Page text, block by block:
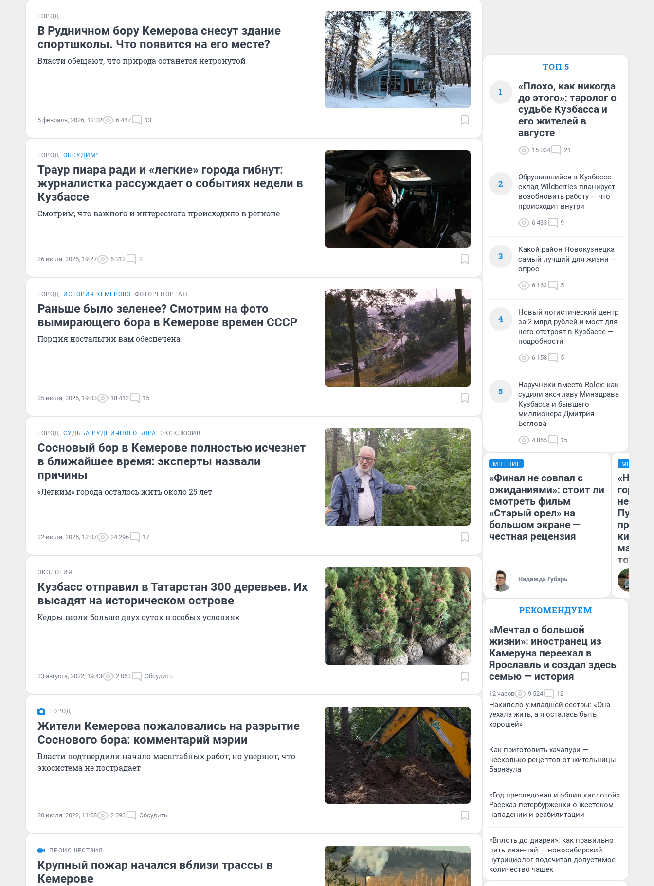
ГОРОД
В Рудничном бору Кемерова снесут здание
спортшколы. Что появится на его месте?
Власти обещают, что природа останется нетронутой
5 февраля, 2026, 12:32 6 447 13
ГОРОД ОБСУДИМ?
Траур пиара ради и «легкие» города гибнут:
журналистка рассуждает о событиях недели в
Кузбассе
Смотрим, что важного и интересного происходило в регионе
26 июля, 2025, 19:27 6 312 2
ГОРОД ИСТОРИЯ КЕМЕРОВО ФОТОРЕПОРТАЖ
Раньше было зеленее? Смотрим на фото
вымирающего бора в Кемерове времен СССР
Порция ностальгии вам обеспечена
25 июля, 2025, 19:03 18 412 15
ГОРОД СУДЬБА РУДНИЧНОГО БОРА ЭКСКЛЮЗИВ
Сосновый бор в Кемерове полностью исчезнет
в ближайшее время: эксперты назвали
причины
«Легким» города осталось жить около 25 лет
22 июля, 2025, 12:07 24 296 17
ЭКОЛОГИЯ
Кузбасс отправил в Татарстан 300 деревьев. Их
высадят на историческом острове
Кедры везли больше двух суток в особых условиях
23 августа, 2022, 19:43 2 053 Обсудить
ГОРОД
Жители Кемерова пожаловались на разрытие
Соснового бора: комментарий мэрии
Власти подтвердили начало масштабных работ, но уверяют, что
экосистема не пострадает
20 июля, 2022, 11:58 2 393 Обсудить
ПРОИСШЕСТВИЯ
Крупный пожар начался вблизи трассы в
Кемерове
ТОП 5
1
«Плохо, как никогда
до этого»: таролог о
судьбе Кузбасса и
его жителей в
августе
15 034 21
2
Обрушившийся в Кузбассе
склад Wildberries планирует
возобновить работу — что
происходит внутри
6 433 9
3
Какой район Новокузнецка
самый лучший для жизни —
опрос
6 163 5
4
Новый логистический центр
за 2 млрд рублей и мост для
него отстроят в Кузбассе —
подробности
6 158 5
5
Наручники вместо Rolex: как
судили экс-главу Минздрава
Кузбасса и бывшего
миллионера Дмитрия
Беглова
4 865 15
МНЕНИЕ
«Финал не совпал с
ожиданиями»: стоит ли
смотреть фильм
«Старый орел» на
большом экране —
честная рецензия
Надежда Губарь
МНЕНИЕ
«Нет
того
РЕКОМЕНДУЕМ
«Мечтал о большой
жизни»: иностранец из
Камеруна переехал в
Ярославль и создал здесь
семью — история
12 часов 9 524 12
Накипело у младшей сестры: «Она
уехала жить, а я осталась быть
хорошей»
Как приготовить хачапури —
несколько рецептов от жительницы
Барнаула
«Год преследовал и облил кислотой».
Рассказ петербурженки о жестоком
нападении и реабилитации
«Вплоть до диареи»: как правильно
пить иван-чай — новосибирский
нутрициолог подсчитал допустимое
количество чашек